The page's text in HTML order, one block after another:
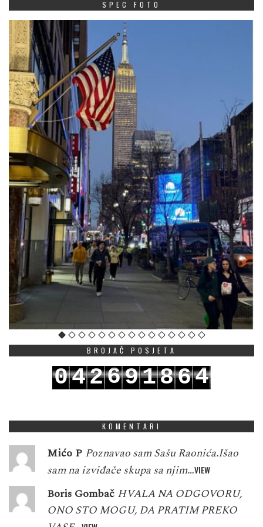
SPEC FOTO
BROJAČ POSJETA
042691864
KOMENTARI
Mićo P Poznavao sam Sašu Raonića.Išao
sam na izviđače skupa sa njim…VIEW
Boris Gombač HVALA NA ODGOVORU,
ONO STO MOGU, DA PRATIM PREKO